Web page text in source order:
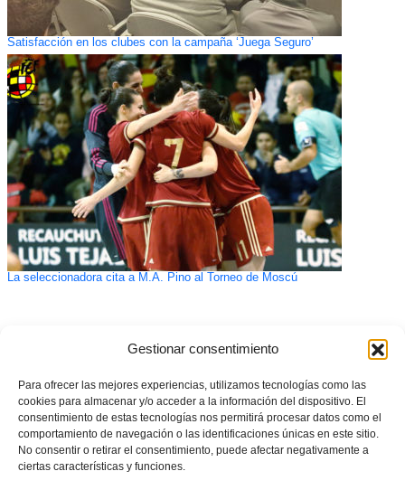
Gestionar consentimiento
Para ofrecer las mejores experiencias, utilizamos tecnologías como las
cookies para almacenar y/o acceder a la información del dispositivo. El
consentimiento de estas tecnologías nos permitirá procesar datos como el
comportamiento de navegación o las identificaciones únicas en este sitio.
No consentir o retirar el consentimiento, puede afectar negativamente a
ciertas características y funciones.
Satisfacción en los clubes con la campaña ‘Juega Seguro’
La seleccionadora cita a M.A. Pino al Torneo de Moscú